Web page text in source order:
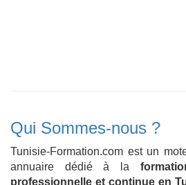
Qui Sommes-nous ?
Tunisie-Formation.com est un
annuaire dédié à la
professionnelle et continue en